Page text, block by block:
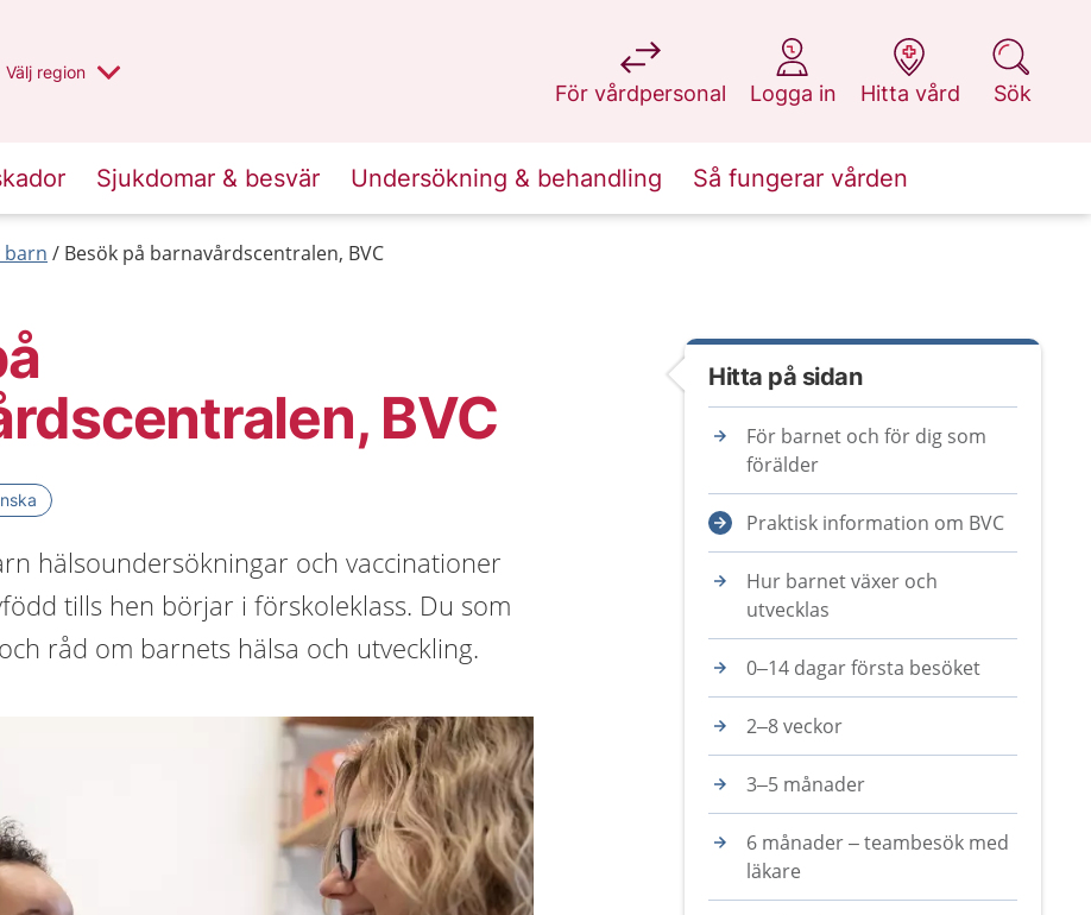
Du har valt region
Välj en annan
region
För vårdpersonal
på 1177.se
Logga in
på 1177.se
Hitta vård
på 1177.se
Sök
på 1177.se
Sjukdomar & besvär Undersökning & behandling Så fungerar vården
barn Besök på barnavårdscentralen, BVC
BVC
hälsoundersökningar och vaccinationer
tills hen börjar i förskoleklass. Du som
råd om barnets hälsa och utveckling.
Hitta på sidan
För barnet och för dig som
förälder
Praktisk information om BVC
Hur barnet växer och
utvecklas
0–14 dagar första besöket
2–8 veckor
3–5 månader
6 månader – teambesök med
läkare